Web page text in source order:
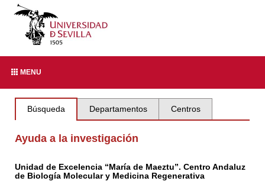
MENU
Búsqueda Departamentos Centros
Ayuda a la investigación
Unidad de Excelencia “María de Maeztu”. Centro Andaluz
de Biología Molecular y Medicina Regenerativa